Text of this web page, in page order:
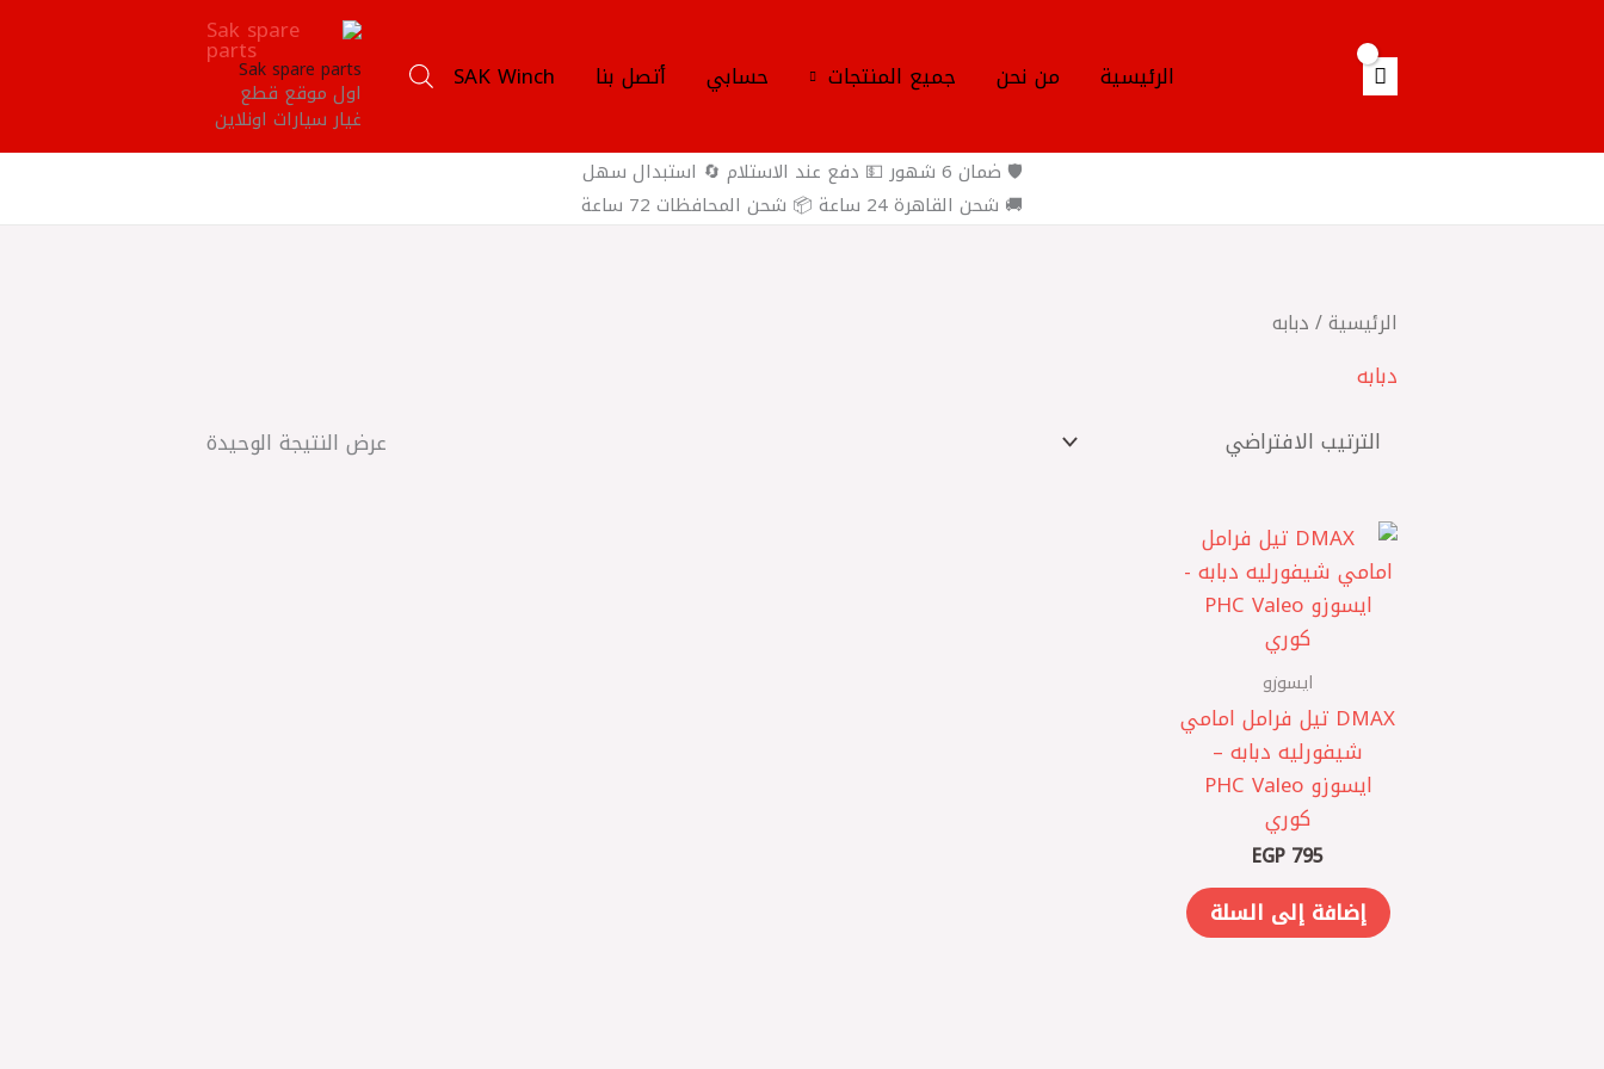
الرئيسية من نحن جميع المنتجات حسابي أتصل بنا SAK Winch
Sak spare parts
اول موقع قطع
غيار سيارات اونلاين
🛡️ ضمان 6 شهور 💵 دفع عند الاستلام 🔄 استبدال سهل
🚚 شحن القاهرة 24 ساعة 📦 شحن المحافظات 72 ساعة
الرئيسية/ دبابه
دبابه
عرض النتيجة الوحيدة
ايسوزو
DMAX‎ تيل فرامل امامي
شيفورليه دبابه –
ايسوزو PHC Valeo
كوري
EGP 795
إضافة إلى السلة